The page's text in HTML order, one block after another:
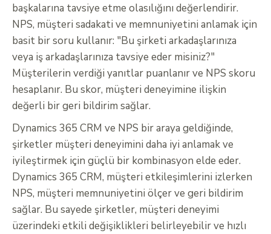
başkalarına tavsiye etme olasılığını değerlendirir.
NPS, müşteri sadakati ve memnuniyetini anlamak için
basit bir soru kullanır: "Bu şirketi arkadaşlarınıza
veya iş arkadaşlarınıza tavsiye eder misiniz?"
Müşterilerin verdiği yanıtlar puanlanır ve NPS skoru
hesaplanır. Bu skor, müşteri deneyimine ilişkin
değerli bir geri bildirim sağlar.
Dynamics 365 CRM ve NPS bir araya geldiğinde,
şirketler müşteri deneyimini daha iyi anlamak ve
iyileştirmek için güçlü bir kombinasyon elde eder.
Dynamics 365 CRM, müşteri etkileşimlerini izlerken
NPS, müşteri memnuniyetini ölçer ve geri bildirim
sağlar. Bu sayede şirketler, müşteri deneyimi
üzerindeki etkili değişiklikleri belirleyebilir ve hızlı